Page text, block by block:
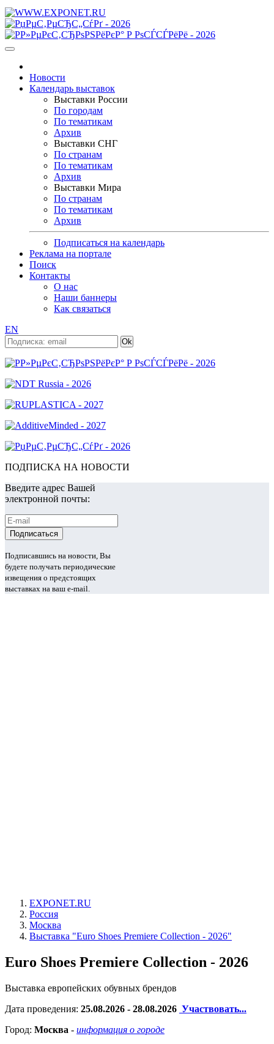
Новости
Календарь выставок
Выставки России
По городам
По тематикам
Архив
Выставки СНГ
По странам
По тематикам
Архив
Выставки Мира
По странам
По тематикам
Архив
Подписаться на календарь
Реклама на портале
Поиск
Контакты
О нас
Наши баннеры
Как связаться
EN
ПОДПИСКА НА НОВОСТИ
Введите адрес Вашей
электронной почты:
Подписавшись на новости, Вы
будете получать периодические
извещения о предстоящих
выставках на ваш e-mail.
EXPONET.RU
Россия
Москва
Выставка "Euro Shoes Premiere Collection - 2026"
Euro Shoes Premiere Collection - 2026
Выставка европейских обувных брендов
Дата проведения: 25.08.2026 - 28.08.2026 Участвовать...
Город: Москва - информация о городе